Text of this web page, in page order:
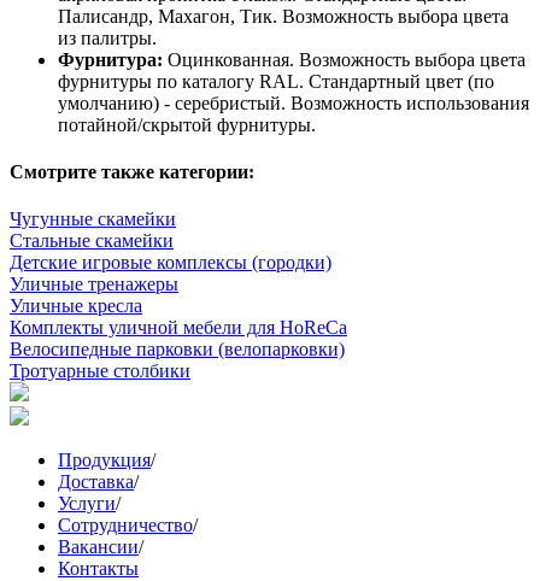
Палисандр, Махагон, Тик. Возможность выбора цвета
из палитры.
Фурнитура: Оцинкованная. Возможность выбора цвета
фурнитуры по каталогу RAL. Стандартный цвет (по
умолчанию) - серебристый. Возможность использования
потайной/скрытой фурнитуры.
Смотрите также категории:
Чугунные скамейки
Стальные скамейки
Детские игровые комплексы (городки)
Уличные тренажеры
Уличные кресла
Комплекты уличной мебели для HoReCa
Велосипедные парковки (велопарковки)
Тротуарные столбики
Продукция/
Доставка/
Услуги/
Сотрудничество/
Вакансии/
Контакты